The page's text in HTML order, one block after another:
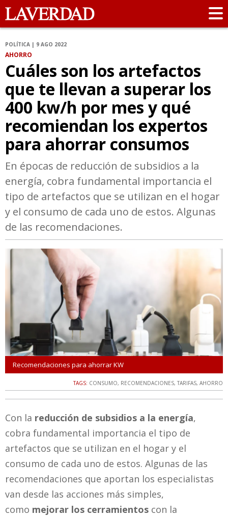
POLÍTICA | 9 AGO 2022
AHORRO
Cuáles son los artefactos
que te llevan a superar los
400 kw/h por mes y qué
recomiendan los expertos
para ahorrar consumos
En épocas de reducción de subsidios a la
energía, cobra fundamental importancia el
tipo de artefactos que se utilizan en el hogar
y el consumo de cada uno de estos. Algunas
de las recomendaciones.
Recomendaciones para ahorrar KW
TAGS: CONSUMO, RECOMENDACIONES, TARIFAS, AHORRO
Con la reducción de subsidios a la energía,
cobra fundamental importancia el tipo de
artefactos que se utilizan en el hogar y el
consumo de cada uno de estos. Algunas de las
recomendaciones que aportan los especialistas
van desde las acciones más simples,
como mejorar los cerramientos con la